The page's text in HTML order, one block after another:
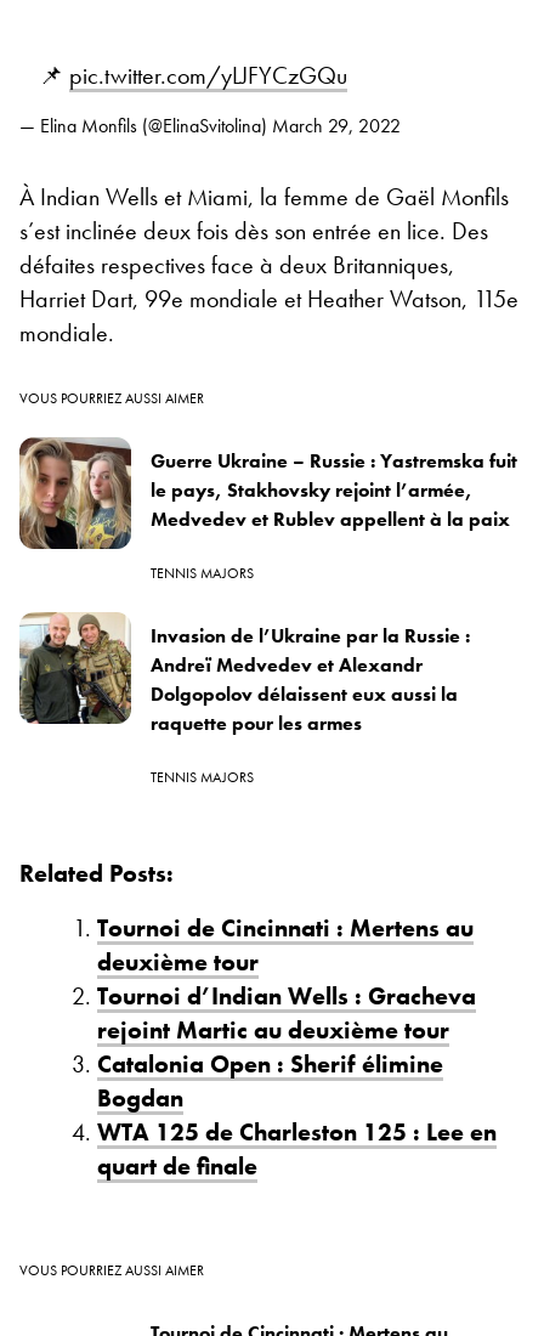
📌 pic.twitter.com/yLJFYCzGQu
— Elina Monfils (@ElinaSvitolina) March 29, 2022
À Indian Wells et Miami, la femme de Gaël Monfils
s’est inclinée deux fois dès son entrée en lice. Des
défaites respectives face à deux Britanniques,
Harriet Dart, 99e mondiale et Heather Watson, 115e
mondiale.
VOUS POURRIEZ AUSSI AIMER
Guerre Ukraine – Russie : Yastremska fuit
le pays, Stakhovsky rejoint l’armée,
Medvedev et Rublev appellent à la paix
TENNIS MAJORS
Invasion de l’Ukraine par la Russie :
Andreï Medvedev et Alexandr
Dolgopolov délaissent eux aussi la
raquette pour les armes
TENNIS MAJORS
Related Posts:
Tournoi de Cincinnati : Mertens au
deuxième tour
Tournoi d’Indian Wells : Gracheva
rejoint Martic au deuxième tour
Catalonia Open : Sherif élimine
Bogdan
WTA 125 de Charleston 125 : Lee en
quart de finale
VOUS POURRIEZ AUSSI AIMER